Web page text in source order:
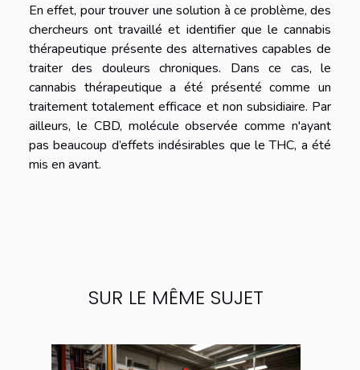
En effet, pour trouver une solution à ce problème, des
chercheurs ont travaillé et identifier que le cannabis
thérapeutique présente des alternatives capables de
traiter des douleurs chroniques. Dans ce cas, le
cannabis thérapeutique a été présenté comme un
traitement totalement efficace et non subsidiaire. Par
ailleurs, le CBD, molécule observée comme n'ayant
pas beaucoup d’effets indésirables que le THC, a été
mis en avant.
SUR LE MÊME SUJET